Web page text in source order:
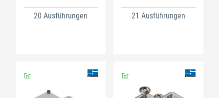
20 Ausführungen
Stahl
21 Ausführungen